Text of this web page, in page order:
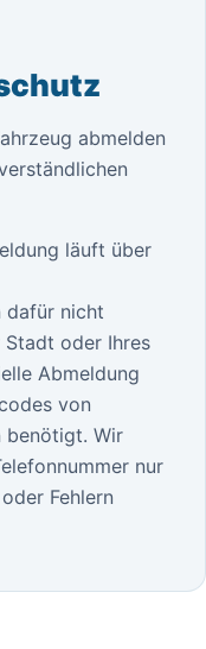
abmelden
läuft über
dafür nicht
oder Ihres
Abmeldung
von
benötigt. Wir
nur
Fehlern